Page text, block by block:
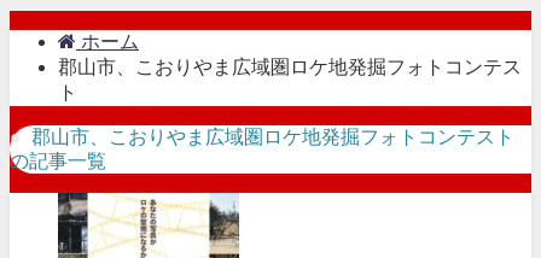
ホーム
郡山市、こおりやま広域圏ロケ地発掘フォトコンテス
ト
郡山市、こおりやま広域圏ロケ地発掘フォトコンテスト
の記事一覧